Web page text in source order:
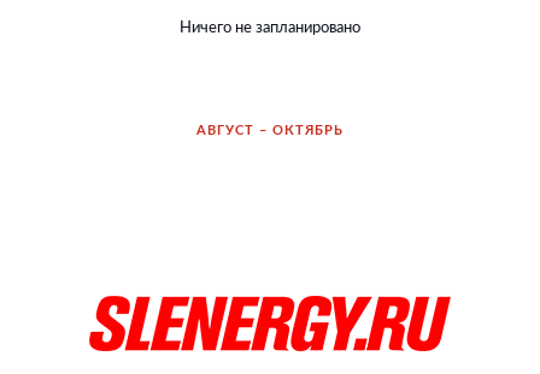
Ничего не запланировано
АВГУСТ – ОКТЯБРЬ